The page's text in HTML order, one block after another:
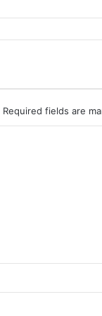
Required fields are